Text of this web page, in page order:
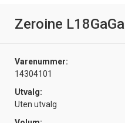
Zeroine L18GaGa
Varenummer:
14304101
Utvalg:
Uten utvalg